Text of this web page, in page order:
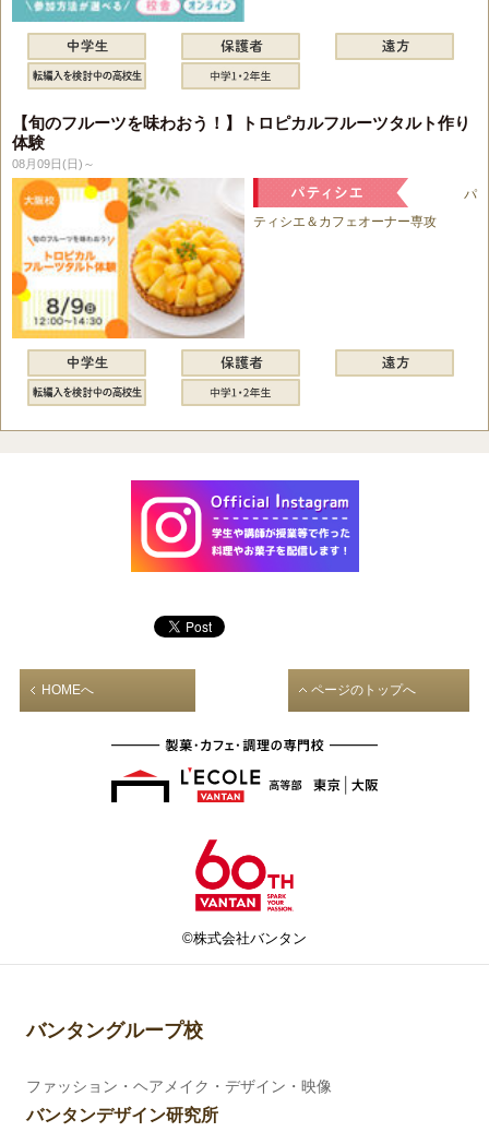
【旬のフルーツを味わおう！】トロピカルフルーツタルト作り
体験
08月09日(日)～
パ
ティシエ＆カフェオーナー専攻
HOMEへ ページのトップへ
©株式会社バンタン
バンタングループ校
ファッション・ヘアメイク・デザイン・映像
バンタンデザイン研究所